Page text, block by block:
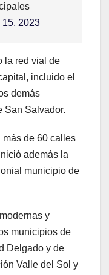
15, 2023
la red vial de
incluido el
demás
San Salvador.
más de 60 calles
además la
municipio de
y
municipios de
Delgado y de
Valle del Sol y